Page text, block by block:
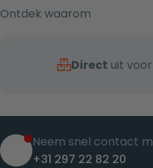
Ontdek waarom
Direct uit
Neem snel contact
+31 297 22 82 20